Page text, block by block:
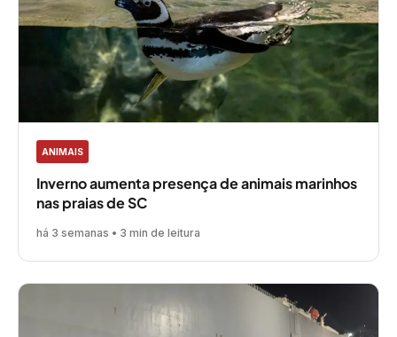
ANIMAIS
Inverno aumenta presença de animais marinhos
nas praias de SC
há 3 semanas • 3 min de leitura